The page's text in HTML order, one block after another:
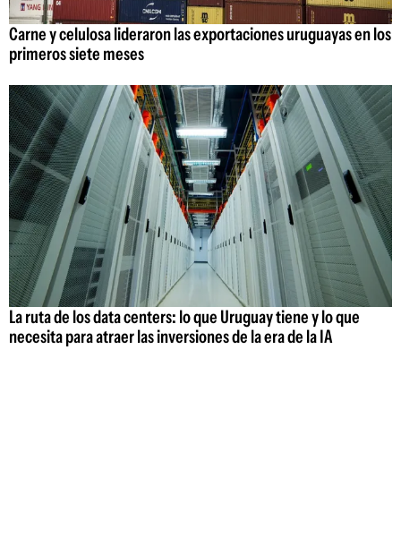
Carne y celulosa lideraron las exportaciones uruguayas en los
primeros siete meses
La ruta de los data centers: lo que Uruguay tiene y lo que
necesita para atraer las inversiones de la era de la IA